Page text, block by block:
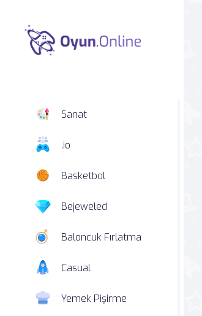
Sanat
.io
Basketbol
Bejeweled
Baloncuk Fırlatma
Casual
Yemek Pişirme